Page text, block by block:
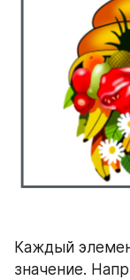
Каждый
значение.